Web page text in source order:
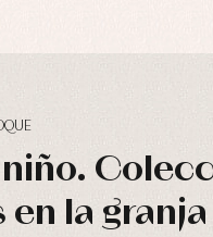
en la granja